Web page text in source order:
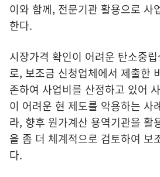
이와 함께, 전문기관 활용으로 사
한다.
시장가격 확인이 어려운 탄소중
로, 보조금 신청업체에서 제출한
존하여 사업비를 산정하고 있어
이 어려운 현 제도를 악용하는 사
라, 향후 원가계산 용역기관을 활
을 좀 더 체계적으로 검토하여 보
다.